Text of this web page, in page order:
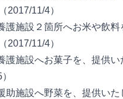
2017/11/4）
護施設２箇所へお米や飲料
2017/11/4）
護施設へお菓子を、提供い
助施設へ野菜を、提供いた